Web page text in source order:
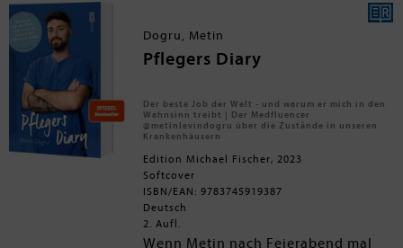
Kokain, Ecstasy und mehr.
Dogru, Metin
Pflegers Diary
Der beste Job der Welt - und warum er mich in den
Wahnsinn treibt | Der Medfluencer
@metinlevindogru über die Zustände in unseren
Krankenhäusern
Edition Michael Fischer, 2023
Softcover
ISBN/EAN: 9783745919387
Deutsch
2. Aufl.
Wenn Metin nach Feierabend mal